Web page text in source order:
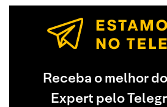
Receba o melhor
Expert pelo